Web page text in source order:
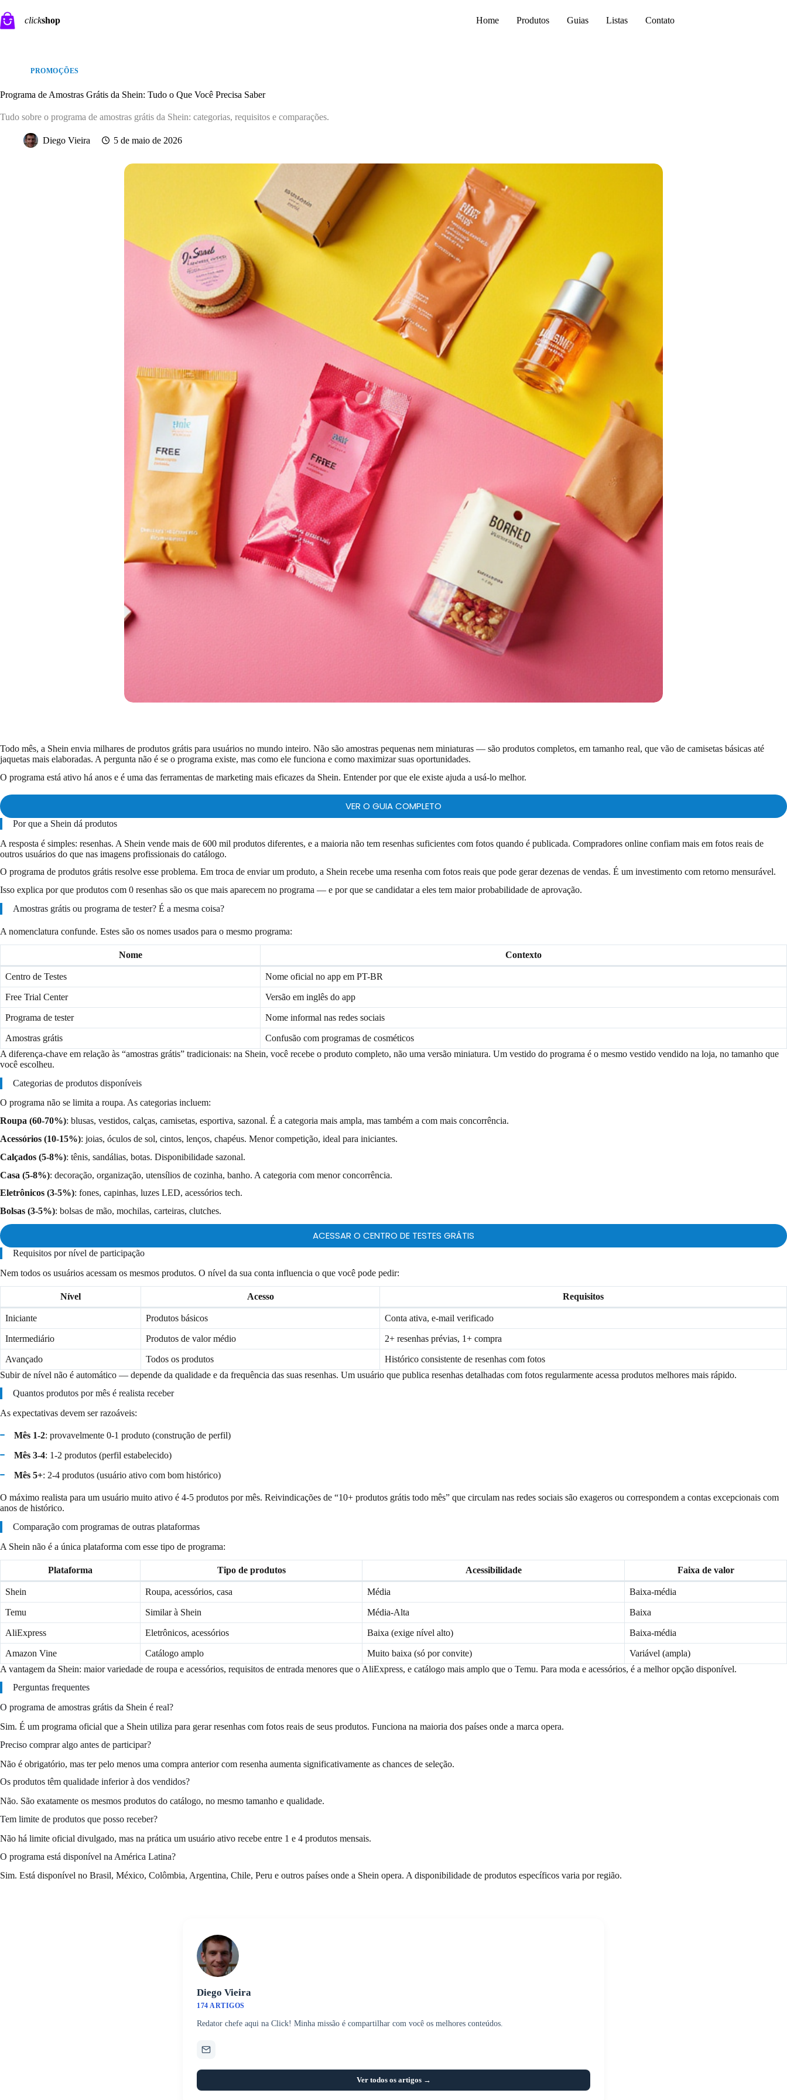
para
o
clickshop Home Produtos Guias Listas Contato
PROMOÇÕES
Programa de Amostras Grátis da Shein: Tudo o Que Você Precisa Saber
Tudo sobre o programa de amostras grátis da Shein: categorias, requisitos e comparações.
Diego Vieira 5 de maio de 2026
Todo mês, a Shein envia milhares de produtos grátis para usuários no mundo inteiro. Não são amostras pequenas nem miniaturas — são produtos completos, em tamanho real, que vão de camisetas básicas até
jaquetas mais elaboradas. A pergunta não é se o programa existe, mas como ele funciona e como maximizar suas oportunidades.
O programa está ativo há anos e é uma das ferramentas de marketing mais eficazes da Shein. Entender por que ele existe ajuda a usá-lo melhor.
VER O GUIA COMPLETO
Por que a Shein dá produtos
A resposta é simples: resenhas. A Shein vende mais de 600 mil produtos diferentes, e a maioria não tem resenhas suficientes com fotos quando é publicada. Compradores online confiam mais em fotos reais de
outros usuários do que nas imagens profissionais do catálogo.
O programa de produtos grátis resolve esse problema. Em troca de enviar um produto, a Shein recebe uma resenha com fotos reais que pode gerar dezenas de vendas. É um investimento com retorno mensurável.
Isso explica por que produtos com 0 resenhas são os que mais aparecem no programa — e por que se candidatar a eles tem maior probabilidade de aprovação.
Amostras grátis ou programa de tester? É a mesma coisa?
A nomenclatura confunde. Estes são os nomes usados para o mesmo programa:
Nome Contexto
Centro de Testes Nome oficial no app em PT-BR
Free Trial Center Versão em inglês do app
Programa de tester Nome informal nas redes sociais
Amostras grátis
Confusão com programas de cosméticos
A diferença-chave em relação às “amostras grátis” tradicionais: na Shein, você recebe o produto completo, não uma versão miniatura. Um vestido do programa é o mesmo vestido vendido na loja, no tamanho que
você escolheu.
Categorias de produtos disponíveis
O programa não se limita a roupa. As categorias incluem:
Roupa (60-70%): blusas, vestidos, calças, camisetas, esportiva, sazonal. É a categoria mais ampla, mas também a com mais concorrência.
Acessórios (10-15%): joias, óculos de sol, cintos, lenços, chapéus. Menor competição, ideal para iniciantes.
Calçados (5-8%): tênis, sandálias, botas. Disponibilidade sazonal.
Casa (5-8%): decoração, organização, utensílios de cozinha, banho. A categoria com menor concorrência.
Eletrônicos (3-5%): fones, capinhas, luzes LED, acessórios tech.
Bolsas (3-5%): bolsas de mão, mochilas, carteiras, clutches.
ACESSAR O CENTRO DE TESTES GRÁTIS
Requisitos por nível de participação
Nem todos os usuários acessam os mesmos produtos. O nível da sua conta influencia o que você pode pedir:
Nível Acesso Requisitos
Iniciante Produtos básicos Conta ativa, e-mail verificado
Intermediário Produtos de valor médio 2+ resenhas prévias, 1+ compra
Avançado Todos os produtos
Histórico consistente de resenhas com fotos
Subir de nível não é automático — depende da qualidade e da frequência das suas resenhas. Um usuário que publica resenhas detalhadas com fotos regularmente acessa produtos melhores mais rápido.
Quantos produtos por mês é realista receber
As expectativas devem ser razoáveis:
Mês 1-2: provavelmente 0-1 produto (construção de perfil)
Mês 3-4: 1-2 produtos (perfil estabelecido)
Mês 5+: 2-4 produtos (usuário ativo com bom histórico)
O máximo realista para um usuário muito ativo é 4-5 produtos por mês. Reivindicações de “10+ produtos grátis todo mês” que circulam nas redes sociais são exageros ou correspondem a contas excepcionais com
anos de histórico.
Comparação com programas de outras plataformas
A Shein não é a única plataforma com esse tipo de programa:
Plataforma Tipo de produtos Acessibilidade Faixa de valor
Shein Roupa, acessórios, casa Média Baixa-média
Temu Similar à Shein Média-Alta Baixa
AliExpress Eletrônicos, acessórios Baixa (exige nível alto) Baixa-média
Amazon Vine Catálogo amplo Muito baixa (só por convite)
Variável (ampla)
A vantagem da Shein: maior variedade de roupa e acessórios, requisitos de entrada menores que o AliExpress, e catálogo mais amplo que o Temu. Para moda e acessórios, é a melhor opção disponível.
Perguntas frequentes
O programa de amostras grátis da Shein é real?
Sim. É um programa oficial que a Shein utiliza para gerar resenhas com fotos reais de seus produtos. Funciona na maioria dos países onde a marca opera.
Preciso comprar algo antes de participar?
Não é obrigatório, mas ter pelo menos uma compra anterior com resenha aumenta significativamente as chances de seleção.
Os produtos têm qualidade inferior à dos vendidos?
Não. São exatamente os mesmos produtos do catálogo, no mesmo tamanho e qualidade.
Tem limite de produtos que posso receber?
Não há limite oficial divulgado, mas na prática um usuário ativo recebe entre 1 e 4 produtos mensais.
O programa está disponível na América Latina?
Sim. Está disponível no Brasil, México, Colômbia, Argentina, Chile, Peru e outros países onde a Shein opera. A disponibilidade de produtos específicos varia por região.
Diego Vieira
174 ARTIGOS
Redator chefe aqui na Click! Minha missão é compartilhar com você os melhores conteúdos.
Ver todos os artigos →